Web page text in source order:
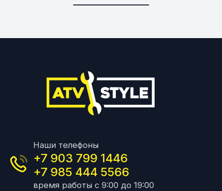
Наши телефоны
+7 903 799 1446
+7 985 444 5566
время работы с 9:00 до 19:00